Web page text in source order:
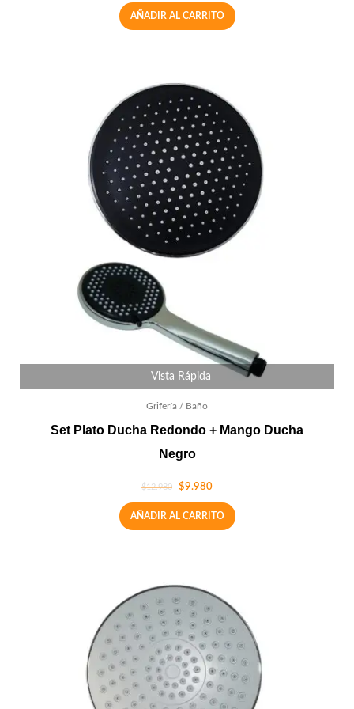
AÑADIR AL CARRITO
Vista Rápida
Grifería / Baño
Set Plato Ducha Redondo + Mango Ducha
Negro
$12.980 $9.980
AÑADIR AL CARRITO